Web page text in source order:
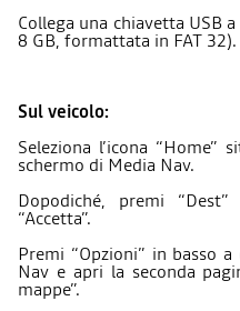
Collega una chiavetta USB
8 GB, formattata in FAT 32).
Sul veicolo:
Seleziona l’icona
schermo di Media Nav.
Dopodiché, premi
“Accetta”.
Premi “Opzioni” in basso
Nav e apri la seconda
mappe”.